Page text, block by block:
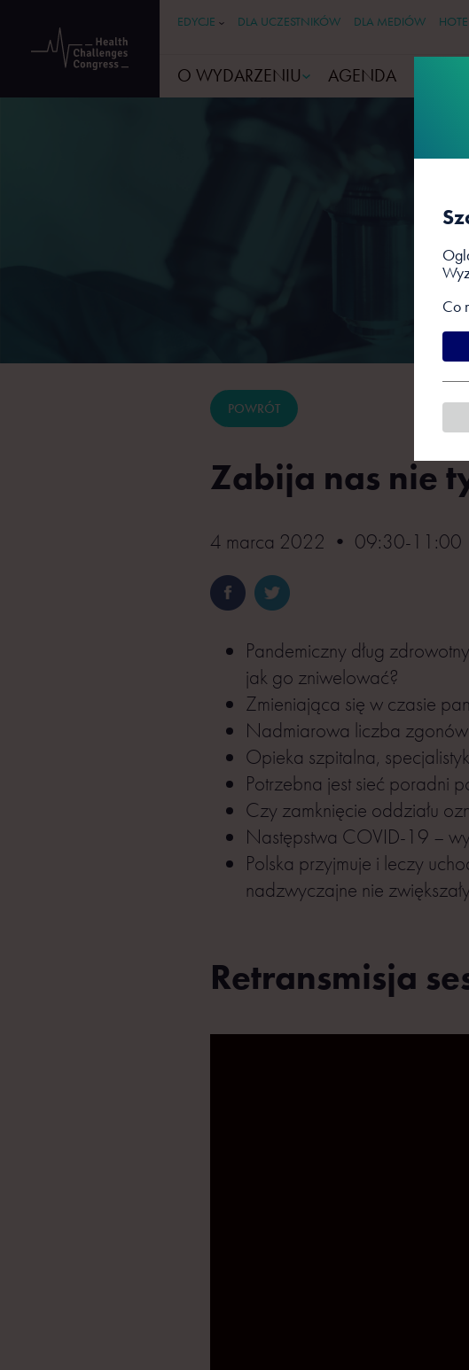
EDYCJE DLA UCZESTNIKÓW DLA MEDIÓW
O WYDARZENIU AGENDA
POWRÓT
Zabija nas nie
4 marca 2022 • 09:30-11:00
Pandemiczny dług
jak go zniwelować?
Zmieniająca się w czasie
Nadmiarowa liczba
Opieka szpitalna,
Potrzebna jest sieć poradni
Czy zamknięcie oddziału
Następstwa COVID-19 –
Polska przyjmuje i leczy
nadzwyczajne nie
Retransmisja
Co